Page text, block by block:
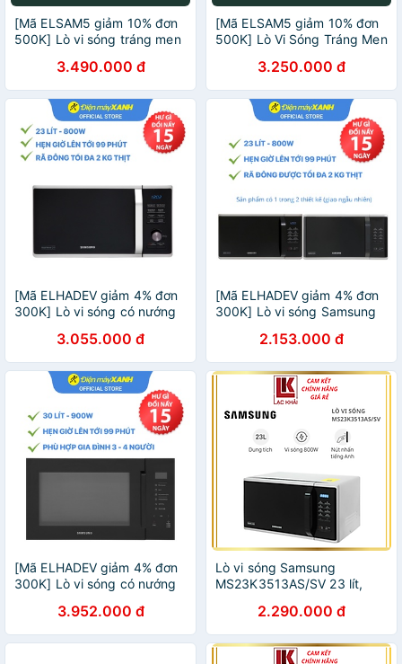
[Mã ELSAM5 giảm 10% đơn
500K] Lò vi sóng tráng men
(MG23T5018CE/SV)
3.490.000 đ
[Mã ELSAM5 giảm 10% đơn
500K] Lò Vi Sóng Tráng Men
MG30T5018CK/SVV(30 lít)
3.250.000 đ
[Mã ELHADEV giảm 4% đơn
300K] Lò vi sóng có nướng
MG23K3575AS/SV-N 23 lít
800 W - Chính hãng BH 2
năm
3.055.000 đ
[Mã ELHADEV giảm 4% đơn
300K] Lò vi sóng Samsung
800 W - Chính hãng Bh 2
năm
2.153.000 đ
[Mã ELHADEV giảm 4% đơn
300K] Lò vi sóng có nướng
MG30T5018CK/SV 30 lít
900 W - Chính hãng BH 2
năm
3.952.000 đ
Lò vi sóng Samsung
MS23K3513AS/SV 23 lít,
chính hãng2.290.000 đ